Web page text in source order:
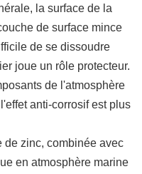
la surface de la
de surface mince
de se dissoudre
joue un rôle protecteur.
de l'atmosphère
anti-corrosif est plus
de zinc, combinée avec
en atmosphère marine